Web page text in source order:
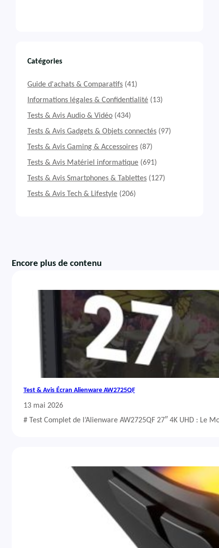
Catégories
Guide d'achats & Comparatifs (41)
Informations légales & Confidentialité (13)
Tests & Avis Audio & Vidéo (434)
Tests & Avis Gadgets & Objets connectés (97)
Tests & Avis Gaming & Accessoires (87)
Tests & Avis Matériel informatique (691)
Tests & Avis Smartphones & Tablettes (127)
Tests & Avis Tech & Lifestyle (206)
Encore plus de contenu
Test & Avis Écran Alienware AW2725QF
13 mai 2026
# Test Complet de l’Alienware AW2725QF 27″ 4K UHD : Le